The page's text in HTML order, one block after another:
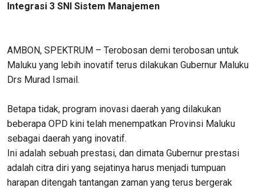
Integrasi 3 SNI Sistem Manajemen
AMBON, SPEKTRUM – Terobosan demi terobosan untuk
Maluku yang lebih inovatif terus dilakukan Gubernur Maluku
Drs Murad Ismail.
Betapa tidak, program inovasi daerah yang dilakukan
beberapa OPD kini telah menempatkan Provinsi Maluku
sebagai daerah yang inovatif.
Ini adalah sebuah prestasi, dan dimata Gubernur prestasi
adalah citra diri yang sejatinya harus menjadi tumpuan
harapan ditengah tantangan zaman yang terus bergerak